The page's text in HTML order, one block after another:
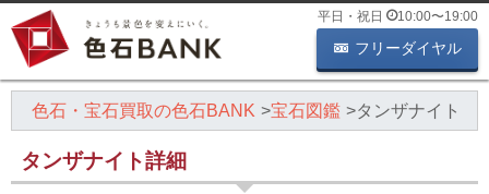
平日・祝日 10:00〜19:00
フリーダイヤル
色石・宝石買取の色石BANK 宝石図鑑 タンザナイト
タンザナイト詳細